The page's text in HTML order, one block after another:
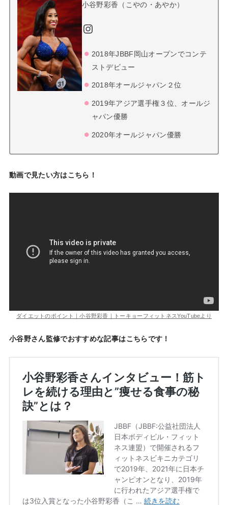
小谷野彩香（こやの・あやか）
Instagram
2018年JBBF岡山オープンでコンテ
ストデビュー
2018年オールジャパン２位
2019年アジア選手権３位、オールジ
ャパン優勝
2020年オールジャパン優勝
動画で見たい方はこちら！
ダイエットのポイント｜小谷野彩香｜トーキョーフィットネスYouTubeより
小谷野さん監修でおすすめな記事はこちらです！